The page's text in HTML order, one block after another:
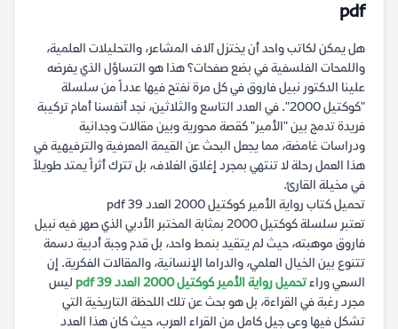
pdf
هل يمكن لكاتب واحد أن يختزل آلاف المشاعر، والتحليلات العلمية،
واللمحات الفلسفية في بضع صفحات؟ هذا هو التساؤل الذي يفرضه
علينا الدكتور نبيل فاروق في كل مرة نفتح فيها عدداً من سلسلة
"كوكتيل 2000". في العدد التاسع والثلاثين، نجد أنفسنا أمام تركيبة
فريدة تدمج بين "الأمير" كقصة محورية وبين مقالات وجدانية
ودراسات غامضة، مما يجعل البحث عن القيمة المعرفية والترفيهية في
هذا العمل رحلة لا تنتهي بمجرد إغلاق الغلاف، بل تترك أثراً يمتد طويلاً
في مخيلة القارئ.
تحميل كتاب رواية الأمير كوكتيل 2000 العدد 39 pdf
تعتبر سلسلة كوكتيل 2000 بمثابة المختبر الأدبي الذي صهر فيه نبيل
فاروق موهبته، حيث لم يتقيد بنمط واحد، بل قدم وجبة أدبية دسمة
تتنوع بين الخيال العلمي، والدراما الإنسانية، والمقالات الفكرية. إن
السعي وراءتحميل رواية الأمير كوكتيل 2000 العدد 39 pdf
ليس
مجرد رغبة في القراءة، بل هو بحث عن تلك اللحظة التاريخية التي
تشكل فيها وعي جيل كامل من القراء العرب، حيث كان هذا العدد